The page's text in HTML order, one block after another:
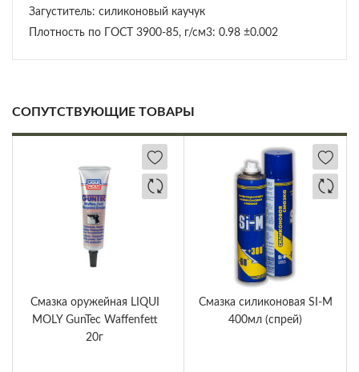
Загуститель: силиконовый каучук
Плотность по ГОСТ 3900-85, г/см3: 0.98 ±0.002
СОПУТСТВУЮЩИЕ ТОВАРЫ
Смазка оружейная LIQUI
MOLY GunTec Waffenfett
20г
Смазка силиконовая SI-M
400мл (спрей)